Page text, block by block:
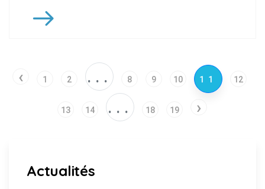
‹ 1 2 ... 8 9 10 11 12
13 14 ... 18 19 ›
Actualités